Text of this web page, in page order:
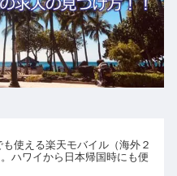
も使える楽天モバイル（海外２
ハワイから日本帰国時にも便